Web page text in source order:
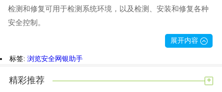
检测和修复可用于检测系统环境，以及检测、安装和修复各种
安全控制。
展开内容
标签:浏览安全网银助手
精彩推荐 +